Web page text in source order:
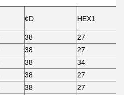
¢D HEX1
38
27
38
27
38
34
38
27
38
27